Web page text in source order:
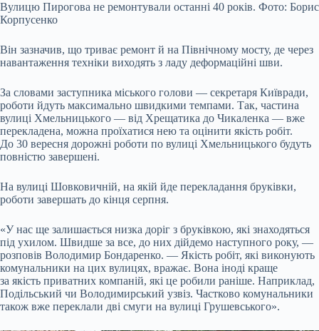
Вулицю Пирогова не ремонтували останні 40 років. Фото: Борис
Корпусенко
Він зазначив, що триває ремонт й на Північному мосту, де через
навантаження техніки виходять з ладу деформаційні шви.
За словами заступника міського голови — секретаря Київради,
роботи йдуть максимально швидкими темпами. Так, частина
вулиці Хмельницького — від Хрещатика до Чикаленка — вже
перекладена, можна проїхатися нею та оцінити якість робіт.
До 30 вересня дорожні роботи по вулиці Хмельницького будуть
повністю завершені.
На вулиці Шовковичній, на якій йде перекладання бруківки,
роботи завершать до кінця серпня.
«У нас ще залишається низка доріг з бруківкою, які знаходяться
під ухилом. Швидше за все, до них дійдемо наступного року, —
розповів Володимир Бондаренко. — Якість робіт, які виконують
комунальники на цих вулицях, вражає. Вона іноді краще
за якість приватних компаній, які це робили раніше. Наприклад,
Подільський чи Володимирський узвіз. Частково комунальники
також вже переклали дві смуги на вулиці Грушевського».